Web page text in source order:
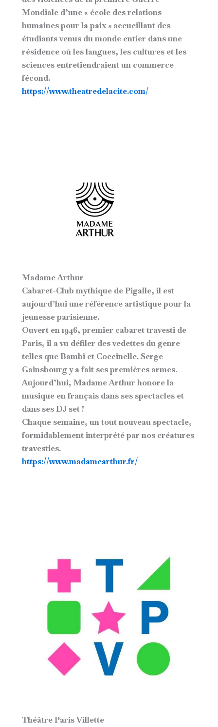
Mondiale d’une « école des relations
humaines pour la paix » accueillant des
étudiants venus du monde entier dans une
résidence où les langues, les cultures et les
sciences entretiendraient un commerce
fécond.
https://www.theatredelacite.com/
Madame Arthur
Cabaret-Club mythique de Pigalle, il est
aujourd’hui une référence artistique pour la
jeunesse parisienne.
Ouvert en 1946, premier cabaret travesti de
Paris, il a vu défiler des vedettes du genre
telles que Bambi et Coccinelle. Serge
Gainsbourg y a fait ses premières armes.
Aujourd’hui, Madame Arthur honore la
musique en français dans ses spectacles et
dans ses DJ set !
Chaque semaine, un tout nouveau spectacle,
formidablement interprété par nos créatures
travesties.
https://www.madamearthur.fr/
Théâtre Paris Villette